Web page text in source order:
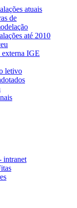
atuais
de
até 2010
IGE
letivo
intranet